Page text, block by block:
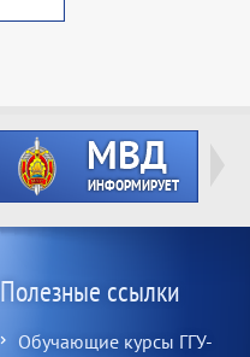
Полезные ссылки
Обучающие курсы ГГУ-